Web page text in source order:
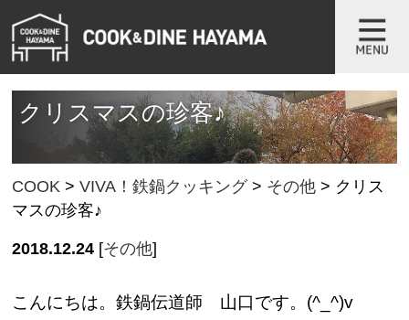
クリスマスの珍客♪
COOK >VIVA！鉄鍋クッキング> その他 > クリス
マスの珍客♪
2018.12.24 [その他]
こんにちは。鉄鍋伝道師 山口です。(^_^)v